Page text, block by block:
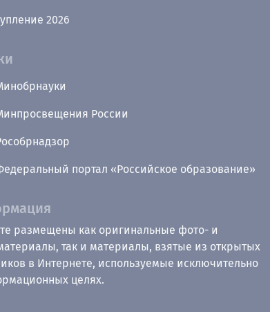
2026
России
портал «Российское образование»
размещены как оригинальные фото- и
так и материалы, взятые из открытых
в Интернете, используемые исключительно
целях.